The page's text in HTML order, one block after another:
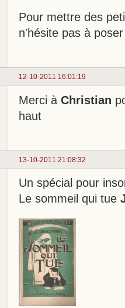
Pour mettre des
n'hésite pas à
12-10-2011 16:01:19
Merci à Christian
haut
13-10-2011 21:08:32
Un spécial pour
Le sommeil qui tue